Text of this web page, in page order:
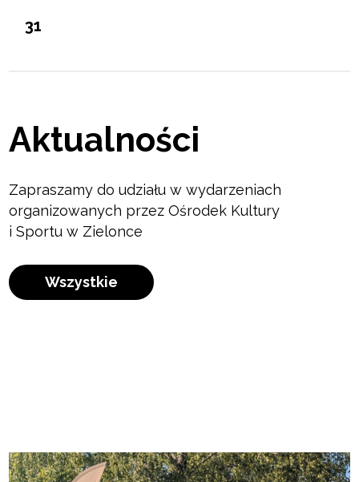
31
Aktualności
Zapraszamy do udziału w wydarzeniach
organizowanych przez Ośrodek Kultury
i Sportu w Zielonce
Wszystkie